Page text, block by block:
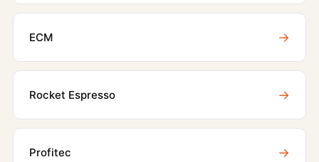
ECM →
Rocket Espresso →
Profitec →